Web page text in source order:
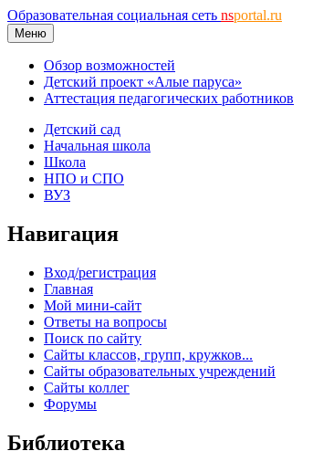
Образовательная социальная сеть nsportal.ru
Меню
Обзор возможностей
Детский проект «Алые паруса»
Аттестация педагогических работников
Детский сад
Начальная школа
Школа
НПО и СПО
ВУЗ
Навигация
Вход/регистрация
Главная
Мой мини-сайт
Ответы на вопросы
Поиск по сайту
Сайты классов, групп, кружков...
Сайты образовательных учреждений
Сайты коллег
Форумы
Библиотека